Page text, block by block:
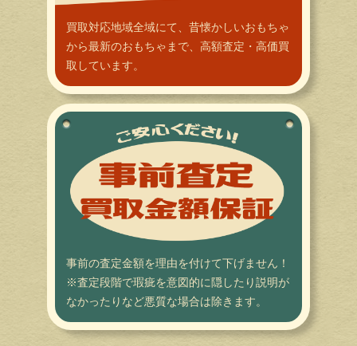
買取対応地域全域にて、昔懐かしいおもちゃ
から最新のおもちゃまで、高額査定・高価買
取しています。
事前の査定金額を理由を付けて下げません！
※査定段階で瑕疵を意図的に隠したり説明が
なかったりなど悪質な場合は除きます。